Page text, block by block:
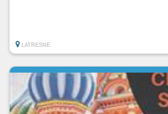
LATRESNE